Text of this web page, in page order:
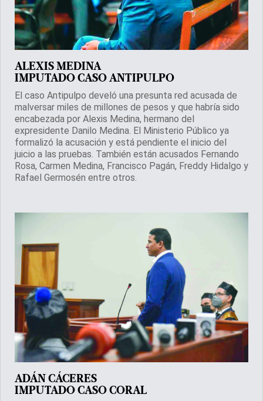
ALEXIS MEDINA
IMPUTADO CASO ANTIPULPO
El caso Antipulpo develó una presunta red acusada de
malversar miles de millones de pesos y que habría sido
encabezada por Alexis Medina, hermano del
expresidente Danilo Medina. El Ministerio Público ya
formalizó la acusación y está pendiente el inicio del
juicio a las pruebas. También están acusados Fernando
Rosa, Carmen Medina, Francisco Pagán, Freddy Hidalgo y
Rafael Germosén entre otros.
ADÁN CÁCERES
IMPUTADO CASO CORAL